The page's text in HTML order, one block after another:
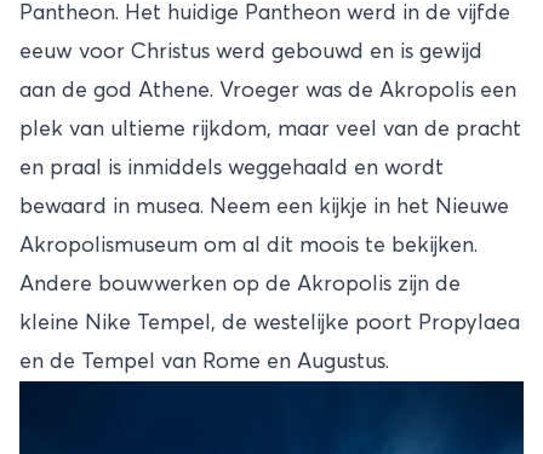
Pantheon. Het huidige Pantheon werd in de vijfde
eeuw voor Christus werd gebouwd en is gewijd
aan de god Athene. Vroeger was de Akropolis een
plek van ultieme rijkdom, maar veel van de pracht
en praal is inmiddels weggehaald en wordt
bewaard in musea. Neem een kijkje in het Nieuwe
Akropolismuseum om al dit moois te bekijken.
Andere bouwwerken op de Akropolis zijn de
kleine Nike Tempel, de westelijke poort Propylaea
en de Tempel van Rome en Augustus.